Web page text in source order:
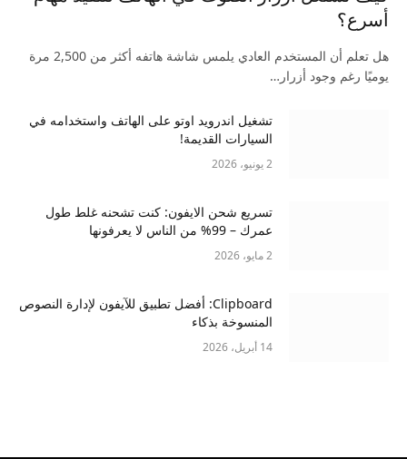
أسرع؟
هل تعلم أن المستخدم العادي يلمس شاشة هاتفه أكثر من 2,500 مرة
يوميًا رغم وجود أزرار…
تشغيل اندرويد اوتو على الهاتف واستخدامه في
السيارات القديمة!
2 يونيو، 2026
تسريع شحن الايفون: كنت تشحنه غلط طول
عمرك – 99% من الناس لا يعرفونها
2 مايو، 2026
Clipboard: أفضل تطبيق للآيفون لإدارة النصوص
المنسوخة بذكاء
14 أبريل، 2026